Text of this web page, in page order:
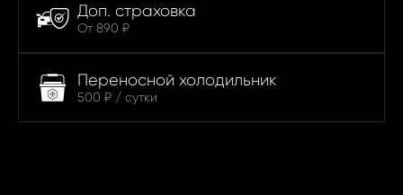
Доп. страховка
От 890 ₽
Переносной холодильник
500 ₽ / сутки